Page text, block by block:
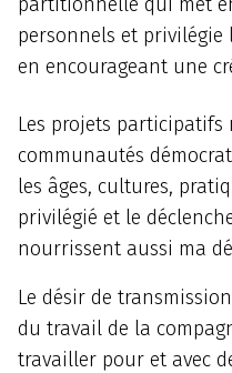
personnels et
en encourageant une
Les projets participatifs
communautés
les âges, cultures,
privilégié et le
nourrissent aussi ma
Le désir de
du travail de la
travailler pour et avec